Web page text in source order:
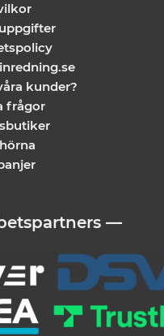
kunder?
frågor
—